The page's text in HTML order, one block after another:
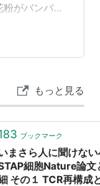
がバンバン
ょっと山奥
０ｋｍくらい
入りません
道２５ｋｍを
もっと見る
ブックマーク
まさら人に聞けな
細胞Nature論文
その１ TCR再構成